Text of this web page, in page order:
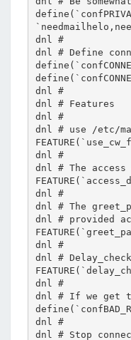
dnl #
dnl # Define
dnl #
dnl # Features
dnl #
dnl # use /etc/
dnl #
dnl # The
dnl #
dnl # The
dnl # provided
dnl #
dnl #
dnl #
dnl # If we get
dnl #
dnl # Stop